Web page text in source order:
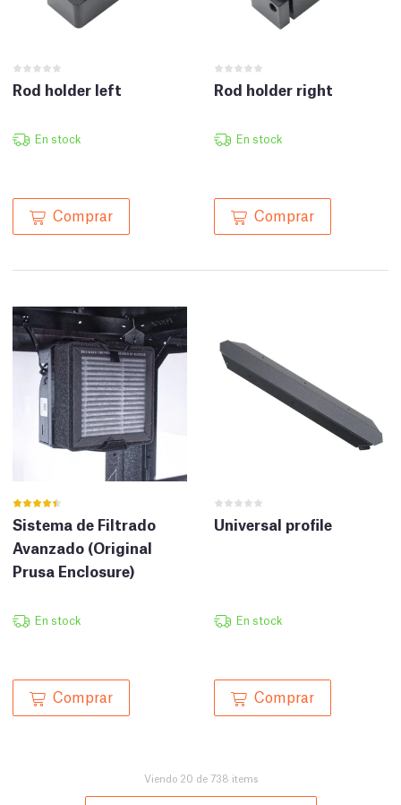
Rod holder left
En stock
Comprar
Rod holder right
En stock
Comprar
Sistema de Filtrado
Avanzado (Original
Prusa Enclosure)
En stock
Comprar
Universal profile
En stock
Comprar
Viendo 20 de 738 items